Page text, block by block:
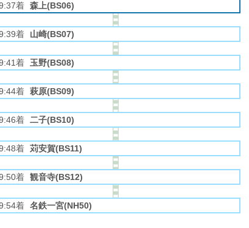
着 森上(BS06)
着 山崎(BS07)
着 玉野(BS08)
着 萩原(BS09)
着 二子(BS10)
着 苅安賀(BS11)
着 観音寺(BS12)
着 名鉄一宮(NH50)